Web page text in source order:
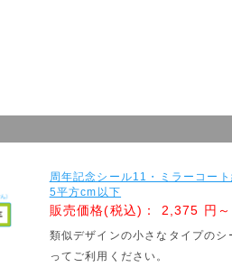
周年記念シール11・ミラーコー
5平方cm以下
販売価格(税込)： 2,375 円
類似デザインの小さなタイプの
ってご利用ください。